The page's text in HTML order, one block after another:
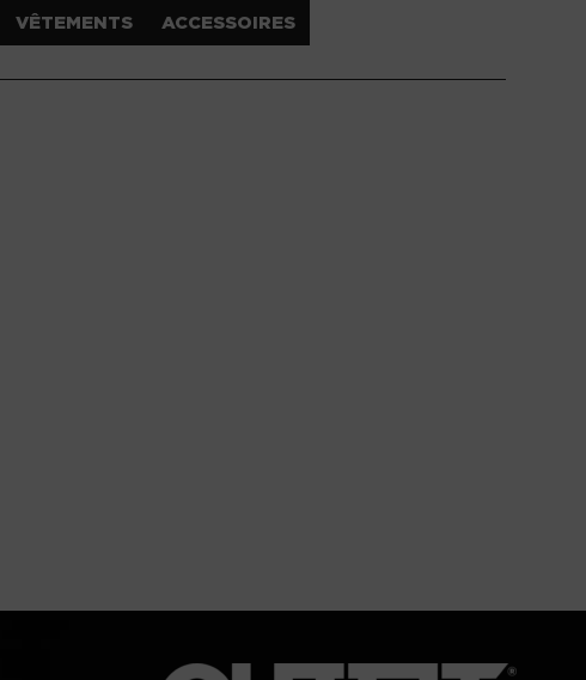
VÊTEMENTS ACCESSOIRES